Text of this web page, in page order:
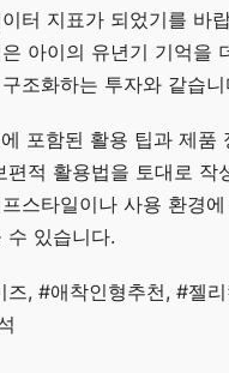
터 지표가 되었기를 바
아이의 유년기 기억을
조화하는 투자와 같습니
포함된 활용 팁과 제품
편적 활용법을 토대로 작
스타일이나 사용 환경
수 있습니다.
즈, #애착인형추천, #젤